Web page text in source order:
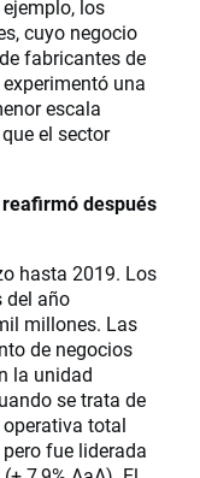
los
cuyo negocio
fabricantes de
una
escala
el sector
después
hasta 2019. Los
del año
millones. Las
de negocios
la unidad
se trata de
total
fue liderada